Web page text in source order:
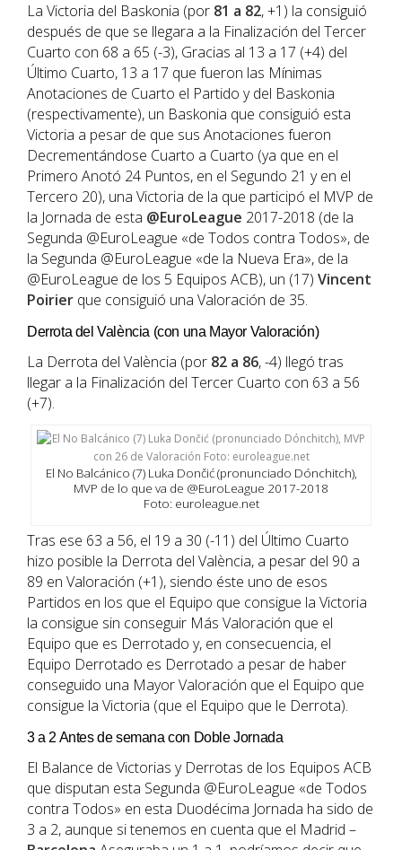
La Victoria del Baskonia (por 81 a 82, +1) la consiguió
después de que se llegara a la Finalización del Tercer
Cuarto con 68 a 65 (-3), Gracias al 13 a 17 (+4) del
Último Cuarto, 13 a 17 que fueron las Mínimas
Anotaciones de Cuarto el Partido y del Baskonia
(respectivamente), un Baskonia que consiguió esta
Victoria a pesar de que sus Anotaciones fueron
Decrementándose Cuarto a Cuarto (ya que en el
Primero Anotó 24 Puntos, en el Segundo 21 y en el
Tercero 20), una Victoria de la que participó el MVP de
la Jornada de esta @EuroLeague 2017-2018 (de la
Segunda @EuroLeague «de Todos contra Todos», de
la Segunda @EuroLeague «de la Nueva Era», de la
@EuroLeague de los 5 Equipos ACB), un (17) Vincent
Poirier que consiguió una Valoración de 35.
Derrota del València (con una Mayor Valoración)
La Derrota del València (por 82 a 86, -4) llegó tras
llegar a la Finalización del Tercer Cuarto con 63 a 56
(+7).
El No Balcánico (7) Luka Dončić (pronunciado Dónchitch),
MVP de lo que va de @EuroLeague 2017-2018
Foto: euroleague.net
Tras ese 63 a 56, el 19 a 30 (-11) del Último Cuarto
hizo posible la Derrota del València, a pesar del 90 a
89 en Valoración (+1), siendo éste uno de esos
Partidos en los que el Equipo que consigue la Victoria
la consigue sin conseguir Más Valoración que el
Equipo que es Derrotado y, en consecuencia, el
Equipo Derrotado es Derrotado a pesar de haber
conseguido una Mayor Valoración que el Equipo que
consigue la Victoria (que el Equipo que le Derrota).
3 a 2 Antes de semana con Doble Jornada
El Balance de Victorias y Derrotas de los Equipos ACB
que disputan esta Segunda @EuroLeague «de Todos
contra Todos» en esta Duodécima Jornada ha sido de
3 a 2, aunque si tenemos en cuenta que el Madrid –